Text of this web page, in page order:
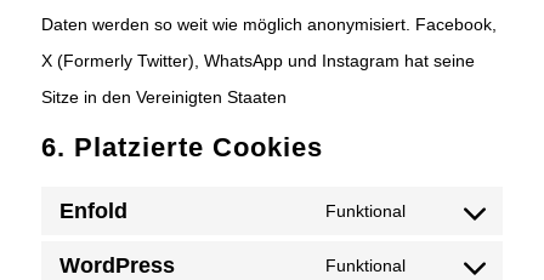
Daten werden so weit wie möglich anonymisiert. Facebook,
X (Formerly Twitter), WhatsApp und Instagram hat seine
Sitze in den Vereinigten Staaten
6. Platzierte Cookies
Enfold Funktional
WordPress Funktional